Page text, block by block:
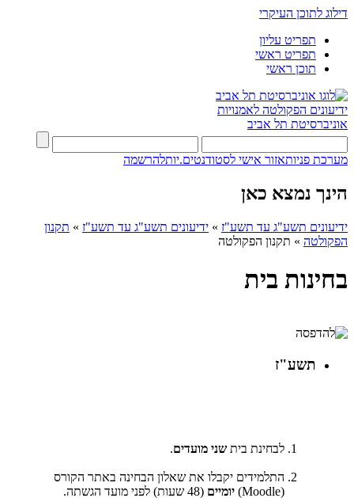
דילוג לתוכן העיקרי
תפריט עליון
תפריט ראשי
תוכן ראשי
ידיעונים הפקולטה לאמנויות
אוניברסיטת תל אביב
מערכת פניותאזור אישי לסטודנטים.יותלהרשמה
הינך נמצא כאן
ידיעונים תשע"ג עד תשע"ז » ידיעונים תשע"ג עד תשע"ז » תקנון
הפקולטה » תקנון הפקולטה
בחינות בית
תשע"ז
לבחינת בית שני מועדים.
התלמידים יקבלו את שאלון הבחינה באתר הקורס
(
Moodle
) יומיים (48 שעות) לפני מועד הגשתה.